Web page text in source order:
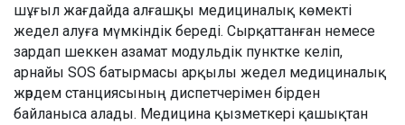
шұғыл жағдайда алғашқы медициналық көмекті
жедел алуға мүмкіндік береді. Сырқаттанған немесе
зардап шеккен азамат модульдік пунктке келіп,
арнайы SOS батырмасы арқылы жедел медициналық
жәрдем станциясының диспетчерімен бірден
байланыса алады. Медицина қызметкері қашықтан